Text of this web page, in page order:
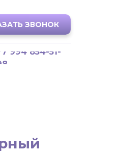
994 854-51-
ЗВОНОК